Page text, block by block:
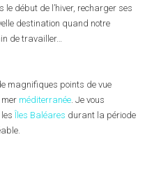
début de l’hiver, recharger ses
destination quand notre
de travailler…
magnifiques points de vue
méditerranée. Je vous
Îles Baléares durant la période